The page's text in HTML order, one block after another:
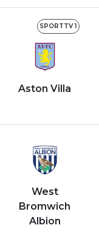
SPORTTV 1
Aston Villa
West
Bromwich
Albion